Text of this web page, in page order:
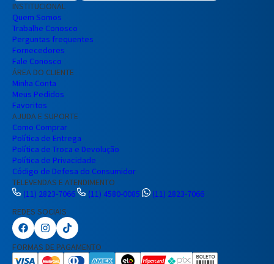
INSTITUCIONAL
Quem Somos
Trabalhe Conosco
Perguntas frequentes
Fornecedores
Fale Conosco
ÁREA DO CLIENTE
Minha Conta
Meus Pedidos
Favoritos
AJUDA E SUPORTE
Como Comprar
Política de Entrega
Política de Troca e Devolução
Política de Privacidade
Código de Defesa do Consumidor
TELEVENDAS E ATENDIMENTO
(11) 2823-7066
(11) 4580-0085
(11) 2823-7066
REDES SOCIAIS
FORMAS DE PAGAMENTO
Nome Completo